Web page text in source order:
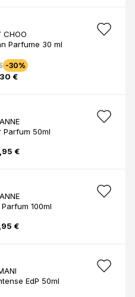
CHOO
Parfume 30 ml
-30%
€
Parfum 50ml
€
100ml
€
EdP 50ml